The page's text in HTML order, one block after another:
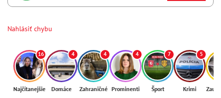
Nahlásiť chybu
16
Najčítanejšie
4
Domáce
4
Zahraničné
4
Prominenti
7
Šport
5
Krimi